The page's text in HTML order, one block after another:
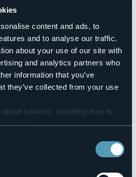
content and ads, to
and to analyse our traffic.
about your use of our site with
and analytics partners who
information that you’ve
they’ve collected from your use
cookies, including how to
click here.
dell'approccio alla
10:00 alle ore 18:00 - Martedì
Alpino Italiano